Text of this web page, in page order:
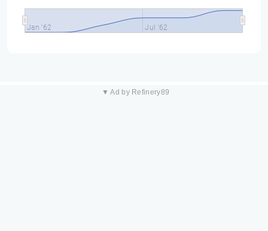
Jan '62 Jul '62
▼ Ad by Refinery89